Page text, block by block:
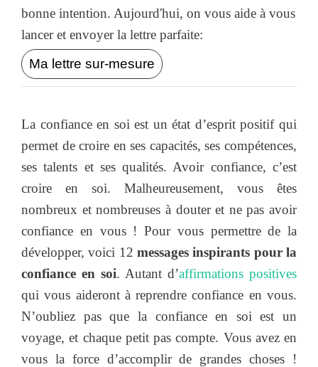
bonne intention. Aujourd'hui, on vous aide à vous
lancer et envoyer la lettre parfaite:
Ma lettre sur-mesure
La confiance en soi est un état d’esprit positif qui
permet de croire en ses capacités, ses compétences,
ses talents et ses qualités. Avoir confiance, c’est
croire en soi. Malheureusement, vous êtes
nombreux et nombreuses à douter et ne pas avoir
confiance en vous ! Pour vous permettre de la
développer, voici 12 messages inspirants pour la
confiance en soi. Autant d’affirmations positives
qui vous aideront à reprendre confiance en vous.
N’oubliez pas que la confiance en soi est un
voyage, et chaque petit pas compte. Vous avez en
vous la force d’accomplir de grandes choses !